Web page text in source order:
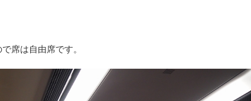
席は自由席です。